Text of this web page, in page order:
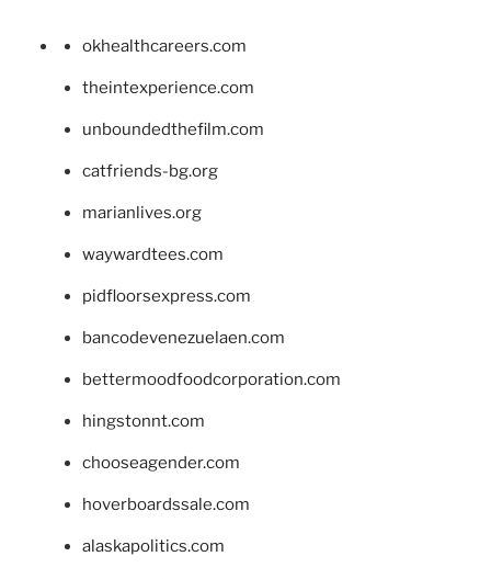
okhealthcareers.com
theintexperience.com
unboundedthefilm.com
catfriends-bg.org
marianlives.org
waywardtees.com
pidfloorsexpress.com
bancodevenezuelaen.com
bettermoodfoodcorporation.com
hingstonnt.com
chooseagender.com
hoverboardssale.com
alaskapolitics.com